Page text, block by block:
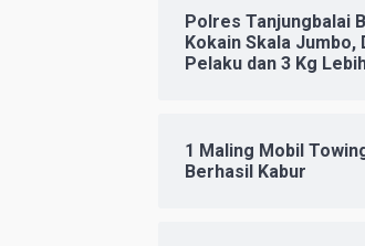
Polres Tanjungbalai
Kokain Skala Jumbo,
Pelaku dan 3 Kg
1 Maling Mobil
Berhasil Kabur